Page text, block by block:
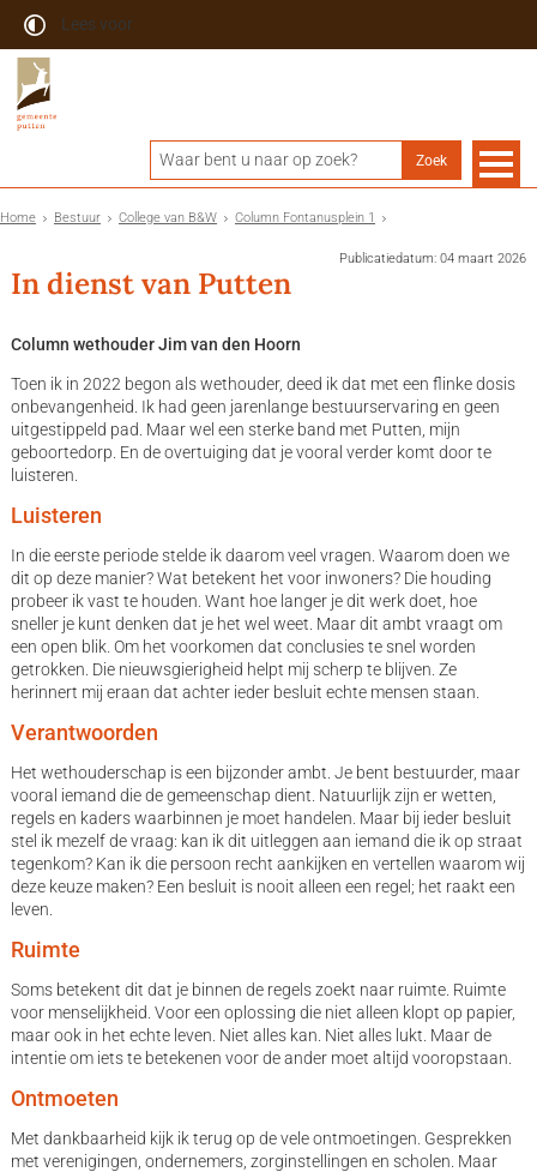
Lees voor
Home Bestuur College van B&W Column Fontanusplein 1
In dienst van Putten
Column wethouder Jim van den Hoorn
Toen ik in 2022 begon als wethouder, deed ik dat met een flinke dosis
onbevangenheid. Ik had geen jarenlange bestuurservaring en geen
uitgestippeld pad. Maar wel een sterke band met Putten, mijn
geboortedorp. En de overtuiging dat je vooral verder komt door te
luisteren.
Luisteren
In die eerste periode stelde ik daarom veel vragen. Waarom doen we
dit op deze manier? Wat betekent het voor inwoners? Die houding
probeer ik vast te houden. Want hoe langer je dit werk doet, hoe
sneller je kunt denken dat je het wel weet. Maar dit ambt vraagt om
een open blik. Om het voorkomen dat conclusies te snel worden
getrokken. Die nieuwsgierigheid helpt mij scherp te blijven. Ze
herinnert mij eraan dat achter ieder besluit echte mensen staan.
Verantwoorden
Het wethouderschap is een bijzonder ambt. Je bent bestuurder, maar
vooral iemand die de gemeenschap dient. Natuurlijk zijn er wetten,
regels en kaders waarbinnen je moet handelen. Maar bij ieder besluit
stel ik mezelf de vraag: kan ik dit uitleggen aan iemand die ik op straat
tegenkom? Kan ik die persoon recht aankijken en vertellen waarom wij
deze keuze maken? Een besluit is nooit alleen een regel; het raakt een
leven.
Ruimte
Soms betekent dit dat je binnen de regels zoekt naar ruimte. Ruimte
voor menselijkheid. Voor een oplossing die niet alleen klopt op papier,
maar ook in het echte leven. Niet alles kan. Niet alles lukt. Maar de
intentie om iets te betekenen voor de ander moet altijd vooropstaan.
Ontmoeten
Met dankbaarheid kijk ik terug op de vele ontmoetingen. Gesprekken
met verenigingen, ondernemers, zorginstellingen en scholen. Maar
Publicatiedatum: 04 maart 2026